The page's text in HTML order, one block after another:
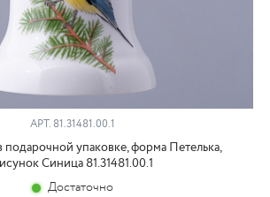
АРТ.81.31481.00.1
подарочной упаковке, форма Петелька,
Синица 81.31481.00.1
Достаточно